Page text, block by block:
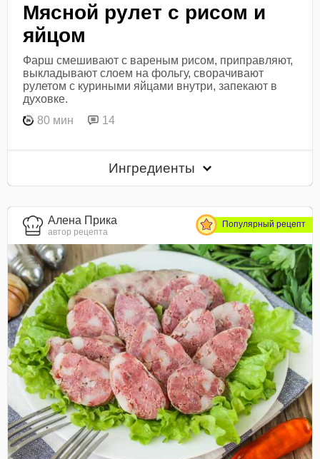
Мясной рулет с рисом и
яйцом
Фарш смешивают с вареным рисом, приправляют,
выкладывают слоем на фольгу, сворачивают
рулетом с куриными яйцами внутри, запекают в
духовке.
80 мин
14
Ингредиенты
Алена Прика
автор рецепта
Популярный рецепт